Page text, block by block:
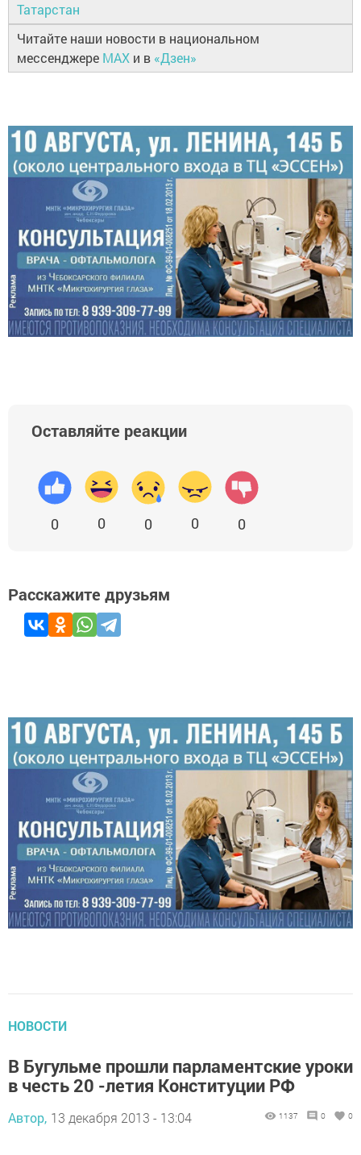
Татарстан
Читайте наши новости в национальном
мессенджере MAX и в «Дзен»
Оставляйте реакции
0 0 0 0 0
Расскажите друзьям
НОВОСТИ
В Бугульме прошли парламентские уроки
в честь 20 -летия Конституции РФ
Автор, 13 декабря 2013 - 13:04 1137 0 0